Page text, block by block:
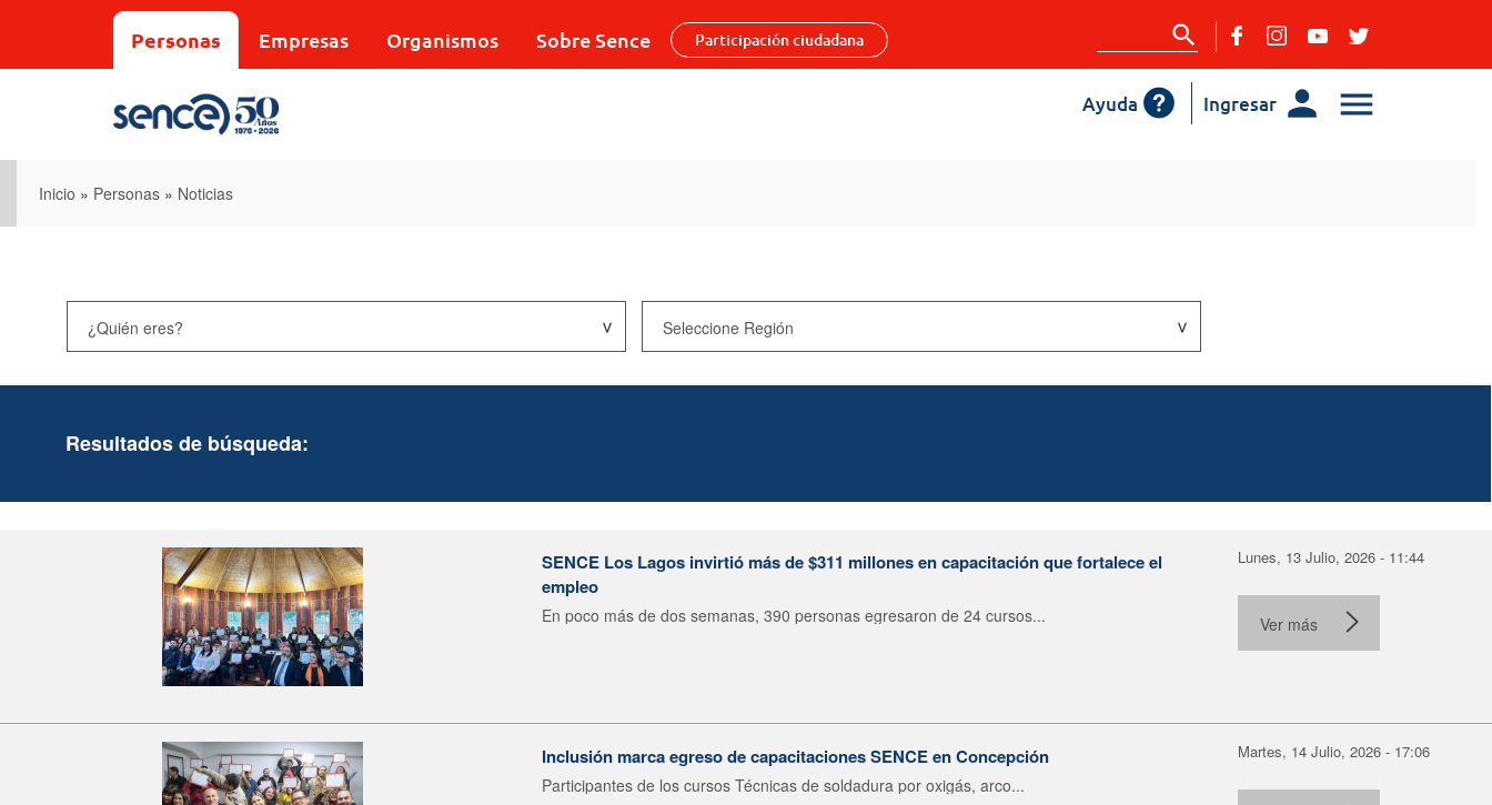
Personas Empresas Organismos Sobre Sence Participación ciudadana
Ingresar
Ayuda
Inicio » Personas » Noticias
Resultados de búsqueda:
SENCE Los Lagos invirtió más de $311 millones en capacitación que fortalece el
empleo
En poco más de dos semanas, 390 personas egresaron de 24 cursos...
Lunes, 13 Julio, 2026 - 11:44
Ver más
Inclusión marca egreso de capacitaciones SENCE en Concepción
Participantes de los cursos Técnicas de soldadura por oxigás, arco...
Martes, 14 Julio, 2026 - 17:06